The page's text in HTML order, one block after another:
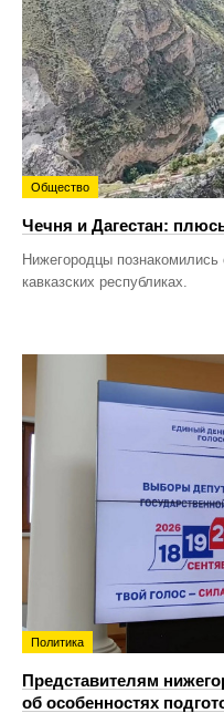
Общество
Чечня и Дагестан:
Нижегородцы познакомились
кавказских республиках.
Политика
Представителям
об особенностях